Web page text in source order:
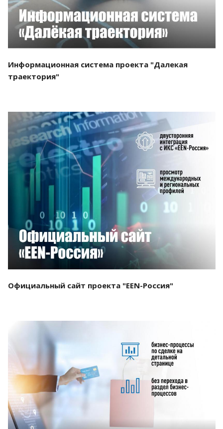
Информационная система проекта "Далекая
траектория"
Смотреть проект
Официальный сайт проекта "EEN-Россия"